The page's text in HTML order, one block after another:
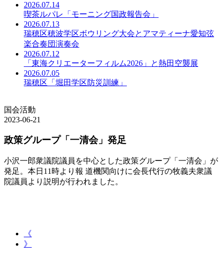
2026.07.14
喫茶ルパレ「モーニング国政報告会」
2026.07.13
瑞穂区穂波学区ボウリング大会とアマティーナ愛知弦
楽合奏団演奏会
2026.07.12
「東海クリエーターフィルム2026」と熱田空襲展
2026.07.05
瑞穂区「堀田学区防災訓練」
国会活動
2023-06-21
政策グループ「一清会」発足
小沢一郎衆議院議員を中心とした政策グループ「一清会」が
発足。本日11時より報 道機関向けに会長代行の牧義夫衆議
院議員より説明が行われました。
《
》